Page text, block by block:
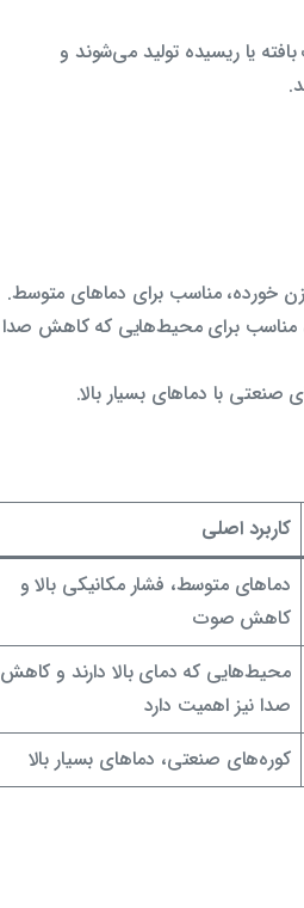
بافته یا ریسیده تولید می‌شوند و
اندک، مناسب برای محیط‌هایی که کاهش صدا
کاربرد اصلی
دماهای متوسط، فشار مکانیکی بالا و
کاهش صوت
محیط‌هایی که دمای بالا دارند و کاهش
صدا نیز اهمیت دارد
کوره‌های صنعتی، دماهای بسیار بالا